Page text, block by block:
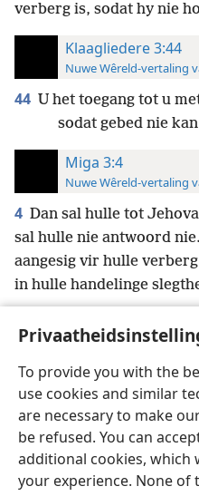
To provide you with the
use cookies and similar
are necessary to make
be refused. You can
additional cookies, which
your experience. None of
verberg is, sodat hy nie
Klaagliedere 3:44
Nuwe Wêreld-vertaling
44 U het toegang tot u
sodat gebed nie
Miga 3:4
Nuwe Wêreld-vertaling
4 Dan sal hulle tot
sal hulle nie antwoord nie.
aangesig vir hulle
in hulle handelinge
Afrikaans
Copyright© 2026 Watch Tower
Gebruiksvoorwaardes